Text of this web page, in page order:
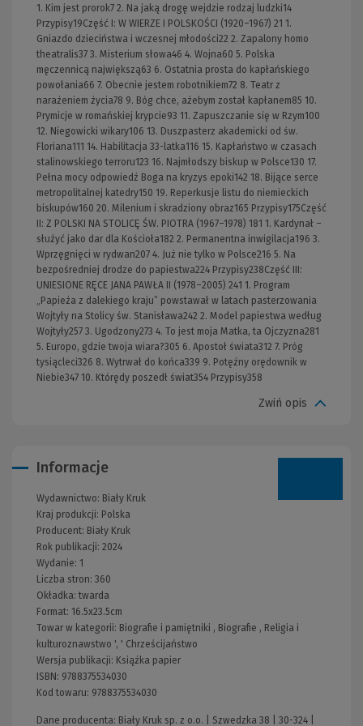
1. Kim jest prorok7 2. Na jaką drogę wejdzie rodzaj ludzki14
Przypisy19Część I: W WIERZE I POLSKOŚCI (1920–1967) 21 1.
Gniazdo dzieciństwa i wczesnej młodości22 2. Zapalony homo
theatralis37 3. Misterium słowa46 4. Wojna60 5. Polska
męczennicą największą63 6. Ostatnia prosta do kapłańskiego
powołania66 7. Obecnie jestem robotnikiem72 8. Teatr z
narażeniem życia78 9. Bóg chce, ażebym został kapłanem85 10.
Prymicje w romańskiej krypcie93 11. Zapuszczanie się w Rzym100
12. Niegowicki wikary106 13. Duszpasterz akademicki od św.
Floriana111 14. Habilitacja 33-latka116 15. Kapłaństwo w czasach
stalinowskiego terroru123 16. Najmłodszy biskup w Polsce130 17.
Pełna mocy odpowiedź Boga na kryzys epoki142 18. Bijące serce
metropolitalnej katedry150 19. Reperkusje listu do niemieckich
biskupów160 20. Milenium i skradziony obraz165 Przypisy175Część
II: Z POLSKI NA STOLICĘ ŚW. PIOTRA (1967–1978) 181 1. Kardynał –
służyć jako dar dla Kościoła182 2. Permanentna inwigilacja196 3.
Wprzęgnięci w rydwan207 4. Już nie tylko w Polsce216 5. Na
bezpośredniej drodze do papiestwa224 Przypisy238Część III:
UNIESIONE RĘCE JANA PAWŁA II (1978–2005) 241 1. Program
„Papieża z dalekiego kraju” powstawał w latach pasterzowania
Wojtyły na Stolicy św. Stanisława242 2. Model papiestwa według
Wojtyły257 3. Ugodzony273 4. To jest moja Matka, ta Ojczyzna281
5. Europo, gdzie twoja wiara?305 6. Apostoł świata312 7. Próg
tysiącleci326 8. Wytrwał do końca339 9. Potężny orędownik w
Niebie347 10. Którędy poszedł świat354 Przypisy358
Zwiń opis
Informacje
Wydawnictwo: Biały Kruk
Kraj produkcji: Polska
Producent: Biały Kruk
Rok publikacji: 2024
Wydanie: 1
Liczba stron: 360
Okładka:twarda
Format: 16.5x23.5cm
Towar w kategorii: Biografie i pamiętniki , Biografie , Religia i
kulturoznawstwo ', ' Chrześcijaństwo
Wersja publikacji: Książka papier
ISBN: 9788375534030
Kod towaru: 9788375534030
Dane producenta: Biały Kruk sp. z o.o. | Szwedzka 38 | 30-324 |